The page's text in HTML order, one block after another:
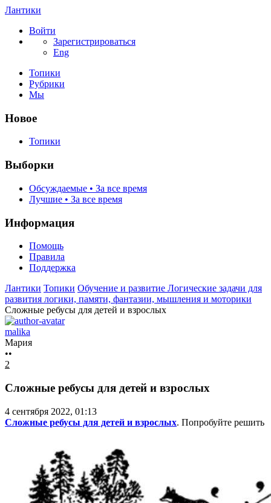
Лантики
Войти
Зарегистрироваться
Eng
Топики
Рубрики
Мы
Новое
Топики
Выборки
Обсуждаемые • За все время
Лучшие • За все время
Информация
Помощь
Правила
Поддержка
Лантики Топики Обучение и развитие Логические задачи для
развития логики, памяти, фантазии, мышления и моторики
Сложные ребусы для детей и взрослых
malika
Мария
••
2
Сложные ребусы для детей и взрослых
4 сентября 2022, 01:13
Сложные ребусы для детей и взрослых. Попробуйте решить